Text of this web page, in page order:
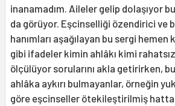
inanama­dım. Aileler gelip dolaşıyor
da görüyor. Eşcinselliği özendirici ve
hanımları aşağıla­yan bu sergi hemen
gibi ifadeler kimin ahlâkı kimi
ölçülüyor sorularını akla getirirken,
ahlâka aykırı bulmayanlar, örneğin
göre eşcinseller ötekileştirilmiş hatta